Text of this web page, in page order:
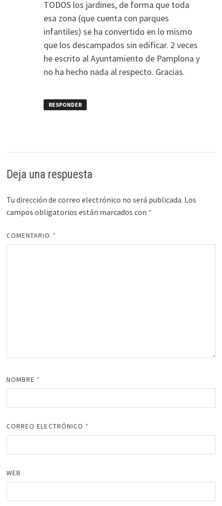
TODOS los jardines, de forma que toda
esa zona (que cuenta con parques
infantiles) se ha convertido en lo mismo
que los descampados sin edificar. 2 veces
he escrito al Ayuntamiento de Pamplona y
no ha hecho nada al respecto. Gracias.
RESPONDER
Deja una respuesta
Tu dirección de correo electrónico no será publicada. Los
campos obligatorios están marcados con *
COMENTARIO *
NOMBRE *
CORREO ELECTRÓNICO *
WEB